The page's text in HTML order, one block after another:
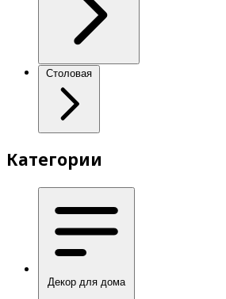
Столовая
Категории
Декор для дома